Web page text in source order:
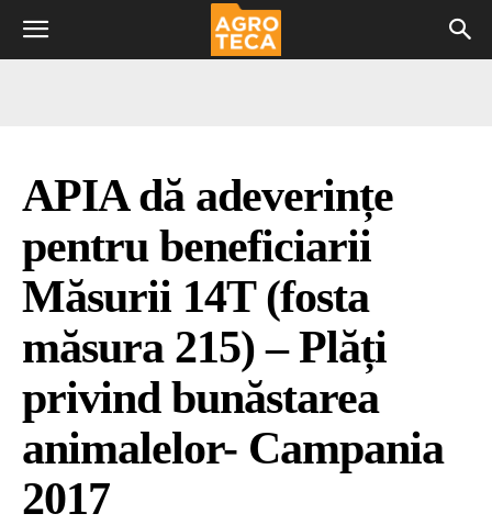
APIA dă adeverințe
pentru beneficiarii
Măsurii 14T (fosta
măsura 215) – Plăți
privind bunăstarea
animalelor- Campania
2017